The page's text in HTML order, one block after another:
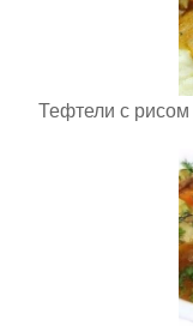
Тефтели с рисом